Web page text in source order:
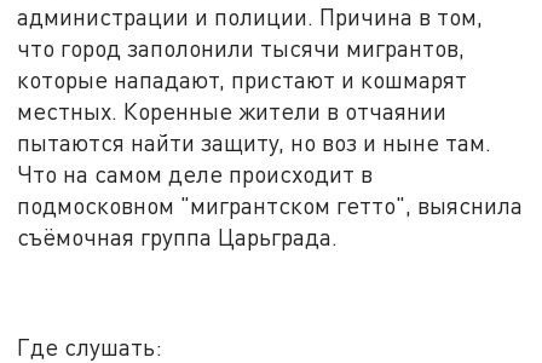
администрации и полиции. Причина в том,
что город заполонили тысячи мигрантов,
которые нападают, пристают и кошмарят
местных. Коренные жители в отчаянии
пытаются найти защиту, но воз и ныне там.
Что на самом деле происходит в
подмосковном "мигрантском гетто", выяснила
съёмочная группа Царьграда.
Где слушать: